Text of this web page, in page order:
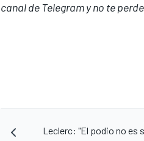
canal de Telegramy no te
Leclerc: "El podio no es